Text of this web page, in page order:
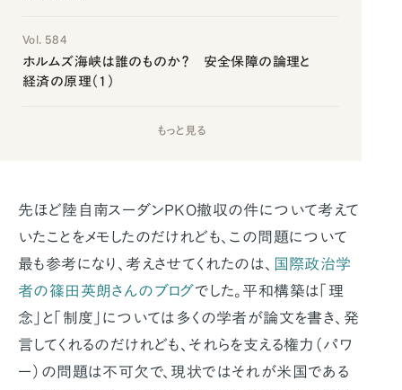
Vol. 584
ホルムズ海峡は誰のものか？ 安全保障の論理と
経済の原理（1）
もっと見る
先ほど陸自南スーダンPKO撤収の件について考えて
いたことをメモしたのだけれども、この問題について
最も参考になり、考えさせてくれたのは、 国際政治学
者の篠田英朗さんのブログでした。平和構築は「理
念」と「制度」については多くの学者が論文を書き、発
言してくれるのだけれども、それらを支える権力（パワ
ー）の問題は不可欠で、現状ではそれが米国である